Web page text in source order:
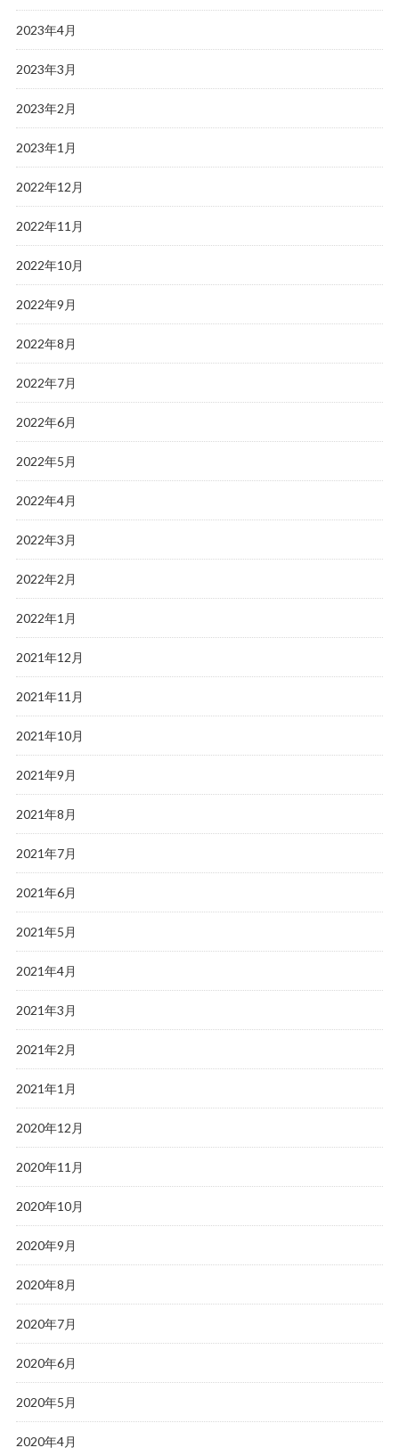
2023年4月
2023年3月
2023年2月
2023年1月
2022年12月
2022年11月
2022年10月
2022年9月
2022年8月
2022年7月
2022年6月
2022年5月
2022年4月
2022年3月
2022年2月
2022年1月
2021年12月
2021年11月
2021年10月
2021年9月
2021年8月
2021年7月
2021年6月
2021年5月
2021年4月
2021年3月
2021年2月
2021年1月
2020年12月
2020年11月
2020年10月
2020年9月
2020年8月
2020年7月
2020年6月
2020年5月
2020年4月